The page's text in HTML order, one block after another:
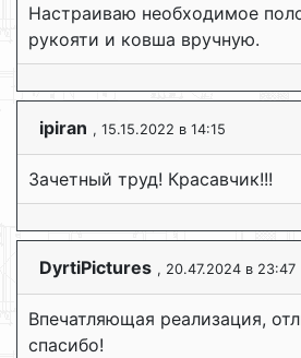
Настраиваю необходимое
рукояти и ковша вручную.
ipiran , 15.15.2022 в 14:15
Зачетный труд! Красавчик!!!
DyrtiPictures , 20.47.2024 в 23:47
Впечатляющая реализация,
спасибо!